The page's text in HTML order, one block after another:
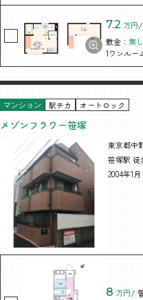
7.2 万円
敷金： 無し
1ワンルー
マンション 駅チカ オートロック
メゾンフラワー笹塚
東京都中
笹塚駅 徒
2004年1
8 万円/